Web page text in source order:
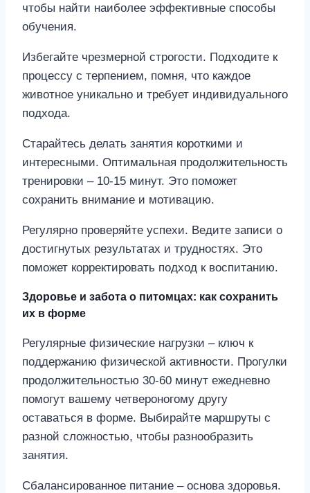
чтобы найти наиболее эффективные способы
обучения.
Избегайте чрезмерной строгости. Подходите к
процессу с терпением, помня, что каждое
животное уникально и требует индивидуального
подхода.
Старайтесь делать занятия короткими и
интересными. Оптимальная продолжительность
тренировки – 10-15 минут. Это поможет
сохранить внимание и мотивацию.
Регулярно проверяйте успехи. Ведите записи о
достигнутых результатах и трудностях. Это
поможет корректировать подход к воспитанию.
Здоровье и забота о питомцах: как сохранить
их в форме
Регулярные физические нагрузки – ключ к
поддержанию физической активности. Прогулки
продолжительностью 30-60 минут ежедневно
помогут вашему четвероногому другу
оставаться в форме. Выбирайте маршруты с
разной сложностью, чтобы разнообразить
занятия.
Сбалансированное питание – основа здоровья.